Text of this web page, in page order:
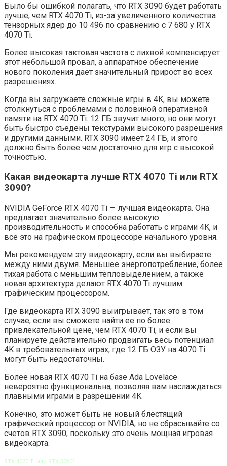
Было бы ошибкой полагать, что RTX 3090 будет работать
лучше, чем RTX 4070 Ti, из-за увеличенного количества
тензорных ядер до 10 496 по сравнению с 7 680 у RTX
4070 Ti.
Более высокая тактовая частота с лихвой компенсирует
этот небольшой провал, а аппаратное обеспечение
нового поколения дает значительный прирост во всех
разрешениях.
Когда вы загружаете сложные игры в 4K, вы можете
столкнуться с проблемами с половиной оперативной
памяти на RTX 4070 Ti. 12 ГБ звучит много, но они могут
быть быстро съедены текстурами высокого разрешения
и другими данными. RTX 3090 имеет 24 ГБ, и этого
должно быть более чем достаточно для игр с высокой
точностью.
Какая видеокарта лучше RTX 4070 Ti или RTX
3090?
NVIDIA GeForce RTX 4070 Ti — лучшая видеокарта. Она
предлагает значительно более высокую
производительность и способна работать с играми 4K, и
все это на графическом процессоре начального уровня.
Мы рекомендуем эту видеокарту, если вы выбираете
между ними двумя. Меньшее энергопотребление, более
тихая работа с меньшим тепловыделением, а также
новая архитектура делают RTX 4070 Ti лучшим
графическим процессором.
Где видеокарта RTX 3090 выигрывает, так это в том
случае, если вы сможете найти ее по более
привлекательной цене, чем RTX 4070 Ti, и если вы
планируете действительно продвигать весь потенциал
4K в требовательных играх, где 12 ГБ ОЗУ на 4070 Ti
могут быть недостаточны.
Более новая RTX 4070 Ti на базе Ada Lovelace
невероятно функциональна, позволяя вам наслаждаться
плавными играми в разрешении 4K.
Конечно, это может быть не новый блестящий
графический процессор от NVIDIA, но не сбрасывайте со
счетов RTX 3090, поскольку это очень мощная игровая
видеокарта.
RTX 4070 Ti или RTX 3090?